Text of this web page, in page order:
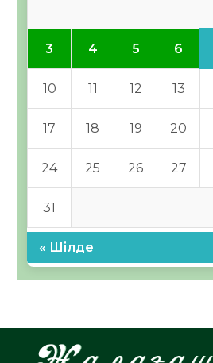
3 4 5 6
10 11 12 13
17 18 19 20
24 25 26 27
31
« Шілде